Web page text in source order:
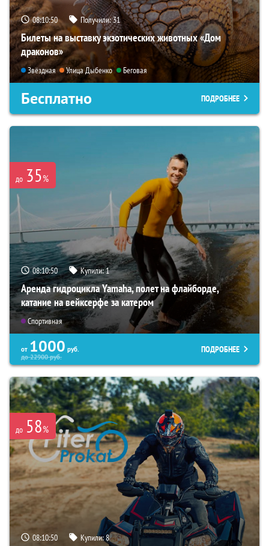
08:10:49 Получили:31
Билеты на выставку экзотических животных «Дом
драконов»
Звёздная Улица Дыбенко Беговая
Бесплатно ПОДРОБНЕЕ
до 35%
08:10:49 Купили:1
Аренда гидроцикла Yamaha, полет на флайборде,
катание на вейксерфе за катером
Спортивная
от 1000 руб.
до22900руб.
ПОДРОБНЕЕ
до 58%
08:10:49 Купили:8